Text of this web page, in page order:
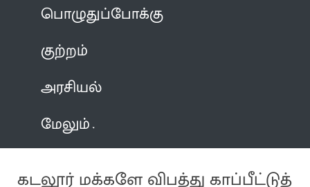
பொழுதுப்போக்கு
குற்றம்
அரசியல்
மேலும்
கடலூர் மக்களே விபத்து காப்பீட்டுத்